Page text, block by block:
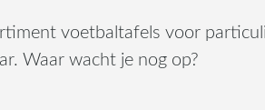
voetbaltafels voor
Waar wacht je nog op?